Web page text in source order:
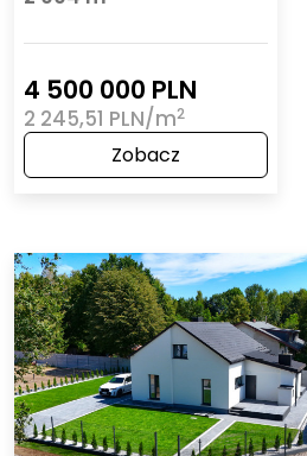
4 500 000 PLN
2 245,51 PLN/m2
Zobacz